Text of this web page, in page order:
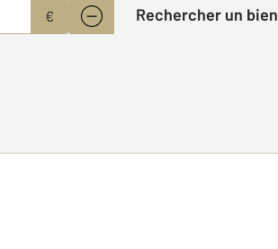
€
Rechercher un bien